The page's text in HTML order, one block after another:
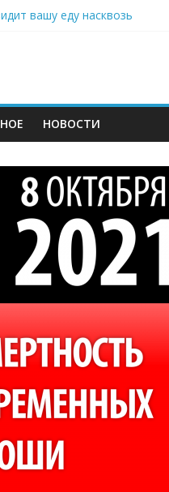
вашу еду насквозь
НОВОСТИ